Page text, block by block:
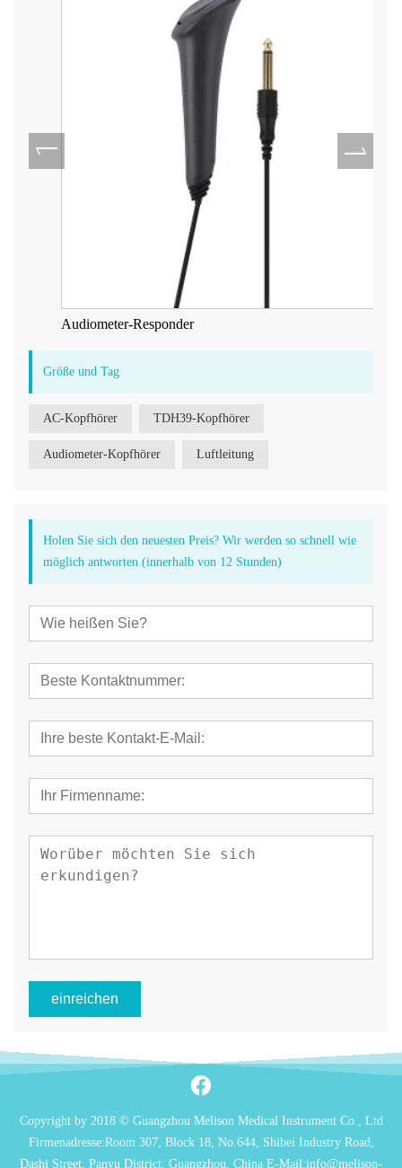
Audiometer-Responder
Größe und Tag
AC-Kopfhörer TDH39-Kopfhörer
Audiometer-Kopfhörer Luftleitung
Holen Sie sich den neuesten Preis? Wir werden so schnell wie
möglich antworten (innerhalb von 12 Stunden)
einreichen
Copyright by 2018 © Guangzhou Melison Medical Instrument Co., Ltd
Firmenadresse:Room 307, Block 18, No.644, Shibei Industry Road,
Dashi Street, Panyu District, Guangzhou, China E-Mail:info@melison-